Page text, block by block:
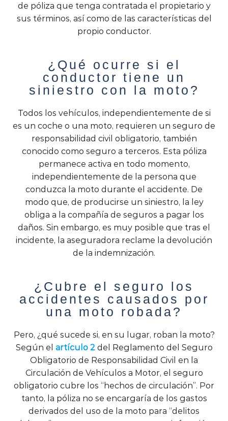
de póliza que tenga contratada el propietario y
sus términos, así como de las características del
propio conductor.
¿Qué ocurre si el
conductor tiene un
siniestro con la moto?
Todos los vehículos, independientemente de si
es un coche o una moto, requieren un seguro de
responsabilidad civil obligatorio, también
conocido como seguro a terceros. Esta póliza
permanece activa en todo momento,
independientemente de la persona que
conduzca la moto durante el accidente. De
modo que, de producirse un siniestro, la ley
obliga a la compañía de seguros a pagar los
daños. Sin embargo, es muy posible que tras el
incidente, la aseguradora reclame la devolución
de la indemnización.
¿Cubre el seguro los
accidentes causados por
una moto robada?
Pero, ¿qué sucede si, en su lugar, roban la moto?
Según el artículo 2del Reglamento del Seguro
Obligatorio de Responsabilidad Civil en la
Circulación de Vehículos a Motor, el seguro
obligatorio cubre los “hechos de circulación”. Por
tanto, la póliza no se encargaría de los gastos
derivados del uso de la moto para “delitos